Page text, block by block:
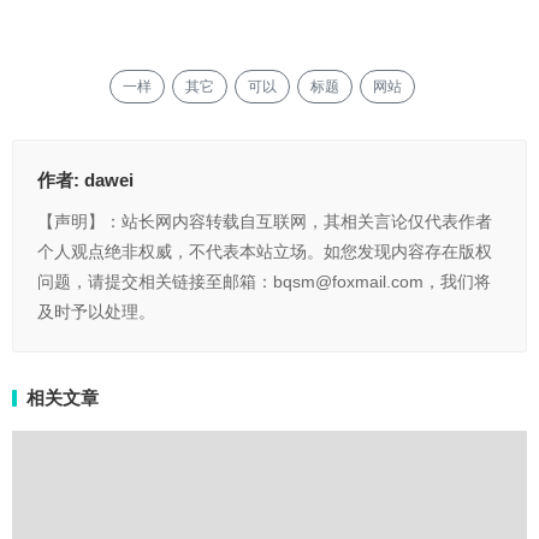
一样 其它 可以 标题 网站
作者: dawei
【声明】：站长网内容转载自互联网，其相关言论仅代表作者
个人观点绝非权威，不代表本站立场。如您发现内容存在版权
问题，请提交相关链接至邮箱：bqsm@foxmail.com，我们将
及时予以处理。
相关文章